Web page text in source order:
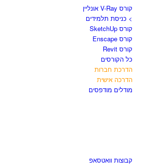
קורס V-Ray אונליין
> כניסת תלמידים
קורס SketchUp
קורס Enscape
קורס Revit
כל הקורסים
הדרכת חברות
הדרכה אישית
מודלים מודפסים
קבוצות וואטסאפ